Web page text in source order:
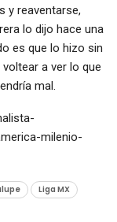
y reaventarse,
lo dijo hace una
es que lo hizo sin
a ver lo que
mal.
milenio-
Liga MX